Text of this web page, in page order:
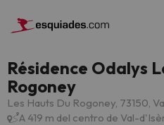
Résidence Odalys
Rogoney
Les Hauts Du Rogoney, 73150,
A 419 m del centro de Val-